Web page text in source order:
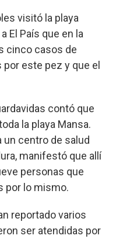
visitó la playa
El País que en la
cinco casos de
este pez y que el
contó que
la playa Mansa.
un centro de salud
manifestó que allí
personas que
por lo mismo.
reportado varios
ser atendidas por